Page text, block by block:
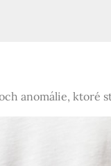
anomálie, ktoré